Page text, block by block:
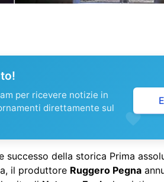
per ricevere notizie in
direttamente sul
successo della storica Prima
il produttore Ruggero Pegna